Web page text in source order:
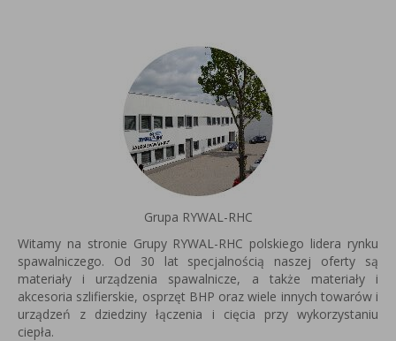
Grupa RYWAL-RHC
Witamy na stronie Grupy RYWAL-RHC polskiego lidera rynku
spawalniczego. Od 30 lat specjalnością naszej oferty są
materiały i urządzenia spawalnicze, a także materiały i
akcesoria szlifierskie, osprzęt BHP oraz wiele innych towarów i
urządzeń z dziedziny łączenia i cięcia przy wykorzystaniu
ciepła.